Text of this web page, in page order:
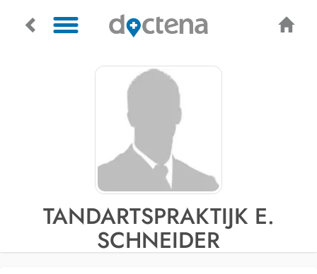
TANDARTSPRAKTIJK E.
SCHNEIDER